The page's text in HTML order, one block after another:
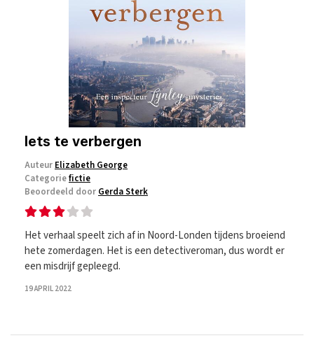
Iets te verbergen
Auteur Elizabeth George
Categoriefictie
Beoordeeld door Gerda Sterk
Het verhaal speelt zich af in Noord-Londen tijdens broeiend
hete zomerdagen. Het is een detectiveroman, dus wordt er
een misdrijf gepleegd.
19 APRIL 2022